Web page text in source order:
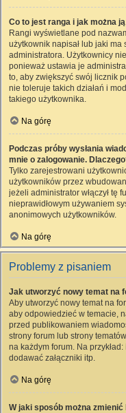
Co to jest ranga i jak można
Rangi wyświetlane pod
użytkownik napisał lub jaki
administratora. Użytkownicy
ponieważ ustawia je
to, aby zwiększyć swój licznik
nie toleruje takich działań i
takiego użytkownika.
Na górę
Podczas próby wysłania
mnie o zalogowanie.
Tylko zarejestrowani
użytkowników przez
jeżeli administrator włączył tę
nieprawidłowym używaniem
anonimowych użytkowników.
Na górę
Problemy z pisaniem
Jak utworzyć nowy temat na
Aby utworzyć nowy temat na
aby odpowiedzieć w temacie,
przed publikowaniem
strony forum lub strony
na każdym forum. Na
dodawać załączniki itp.
Na górę
W jaki sposób można